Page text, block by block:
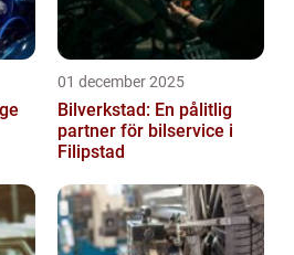
01 december 2025
Bilverkstad: En pålitlig
partner för bilservice i
Filipstad